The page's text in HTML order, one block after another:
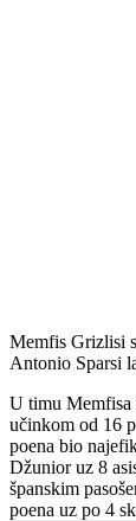
Memfis Grizlisi
Antonio Sparsi
U timu Memfisa
učinkom od 16
poena bio
Džunior uz 8
španskim
poena uz po 4